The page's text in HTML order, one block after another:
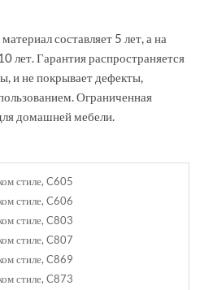
составляет 5 лет, а на
лет. Гарантия распространяется
и не покрывает дефекты,
Ограниченная
домашней мебели.
стиле, C605
стиле, C606
стиле, C803
стиле, C807
стиле, C869
стиле, C873